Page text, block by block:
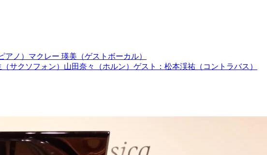
ノ）マクレー 瑛美（ゲストボーカル）
サクソフォン）山田奈々（ホルン）ゲスト：松本渓祐（コントラバス）